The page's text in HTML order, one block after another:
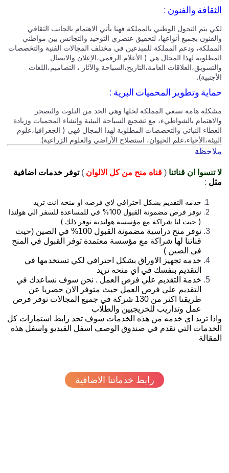
والفنون :
يتم التحول الوطني بالمملكة فهنا يأتي الاهتمام بالجانب الثقافي
بجميع أنواعها، لتحقيق عنصري التوحيد والتجانس بين مواطني
ودعم المملكة للمبدعين في مختلف المجالات الفنية والتخصصات
لهذا المجال هي ( الأعلام الرقمي،الإعلان والاتصال
العامة،التاريخ،السياحة والآثار ، التصاميم،اللغات
وتطوير المحميات البرية :
هامة تسعي المملكة لحلها وهي الحد من التلوث والتصحر
بالشواطيء، مع تشجيع السياحة البيئية وإنشاء المحميات وزيادة
النباتي والتخصصات المطلوبة لهذا المجال فهي ( الجغرافيا،علوم
الحيوان، استصلاح الأراضي والعلوم الزراعية).
تنسوا ان قناتنا( قناه منح من كل الالوان) توفر خدمات اضافية
:
خدمه التقديم بشكل احترافي لاي فرصه او منحه انت تريد
نوفر فرص مضمونة القبول 100% في للمساعدة للسفر الي هولندا
( حيث لنا شراكة مع مؤسسة هولندية توفر ذلك )
نوفر منح دراسية مضمونة القبول 100% في الصين (حيث
قناتنا لها شراكة مع مؤسسة معتمدة توفر القبول في المنح
في الصين )
خدمه تجهيز الاوراق بشكل احترافي لكي تستخدمها في
التقديم بنفسك في اي منحه تريد
خدمة التقديم علي فرص العمل . نحن سوف نساعدك في
التقديم علي فرص العمل حيث متوفر الان حصريا عن
طريقنا اكثر من 130 شركة في جميع المجالات توفر فرص
عمل وتداريب للخريجيين والطلاب
تريد اي خدمه من هذه الخدمات سوف تجد رابط استمارات كل
التي نقدم في صندوق الوصف اسفل الفيديو واسفل هذه
رابط خدماتنا الاضافية